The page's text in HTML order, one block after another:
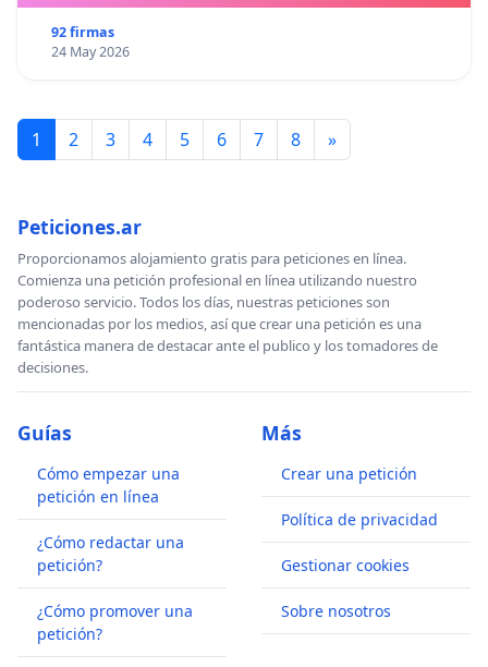
92 firmas
24 May 2026
1 2 3 4 5 6 7 8 »
Peticiones.ar
Proporcionamos alojamiento gratis para peticiones en línea.
Comienza una petición profesional en línea utilizando nuestro
poderoso servicio. Todos los días, nuestras peticiones son
mencionadas por los medios, así que crear una petición es una
fantástica manera de destacar ante el publico y los tomadores de
decisiones.
Guías
Cómo empezar una
petición en línea
¿Cómo redactar una
petición?
¿Cómo promover una
petición?
Más
Crear una petición
Política de privacidad
Gestionar cookies
Sobre nosotros